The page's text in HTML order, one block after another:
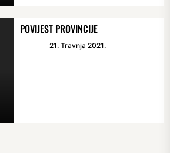
POVIJEST PROVINCIJE
21. Travnja 2021.